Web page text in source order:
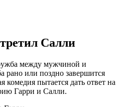
Салли
между мужчиной и
или поздно завершится
пытается дать ответ на
Гарри и Салли.